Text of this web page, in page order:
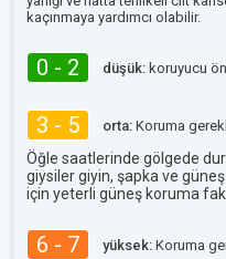
kaçınmaya yardımcı olabilir.
0 - 2 düşük: koruyucu
3 - 5 orta: Koruma
Öğle saatlerinde gölgede
giysiler giyin, şapka ve
için yeterli güneş koruma
6 - 7 yüksek: Koruma